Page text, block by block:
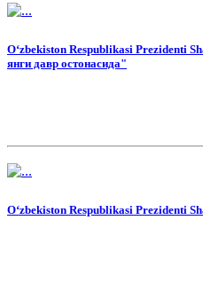
O‘zbekiston Respublikasi Prezidenti
янги давр остонасида"
O‘zbekiston Respublikasi Prezidenti